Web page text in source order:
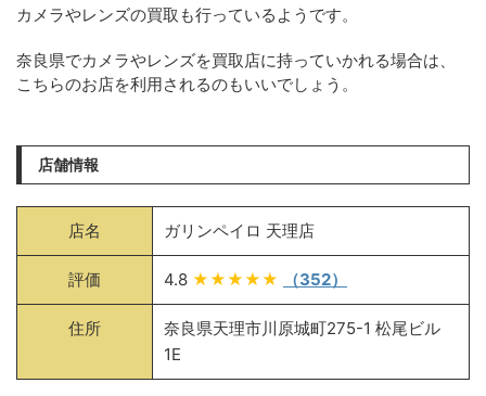
カメラやレンズの買取も行っているようです。
奈良県でカメラやレンズを買取店に持っていかれる場合は、
こちらのお店を利用されるのもいいでしょう。
店舗情報
店名 ガリンペイロ 天理店
評価 4.8 ★★★★★ （352）
住所
奈良県天理市川原城町275-1 松尾ビル
1E